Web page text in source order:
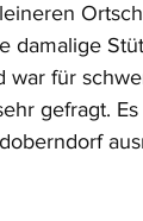
damalige
war für
gefragt.